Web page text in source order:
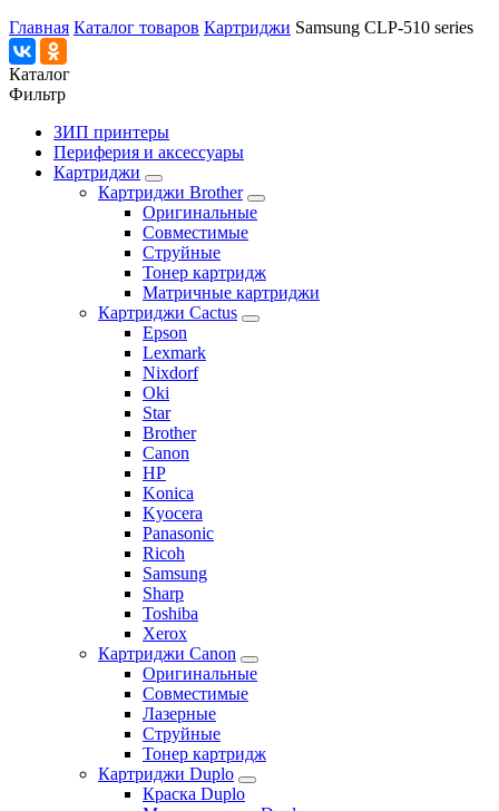
Главная Каталог товаров Картриджи Samsung CLP-510 series
Каталог
Фильтр
ЗИП принтеры
Периферия и аксессуары
Картриджи
Картриджи Brother
Оригинальные
Совместимые
Струйные
Тонер картридж
Матричные картриджи
Картриджи Cactus
Epson
Lexmark
Nixdorf
Oki
Star
Brother
Canon
HP
Konica
Kyocera
Panasonic
Ricoh
Samsung
Sharp
Toshiba
Xerox
Картриджи Canon
Оригинальные
Совместимые
Лазерные
Струйные
Тонер картридж
Картриджи Duplo
Краска Duplo